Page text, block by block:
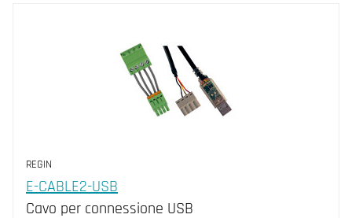
Dettagli di montaggio
Grado di protezione
IP30 (1)
REGIN
E-CABLE2-USB
Cavo per connessione USB